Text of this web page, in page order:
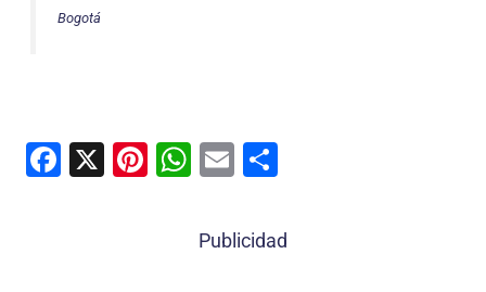
Bogotá
F
X
Pi W
at
E
ai m
Publicidad